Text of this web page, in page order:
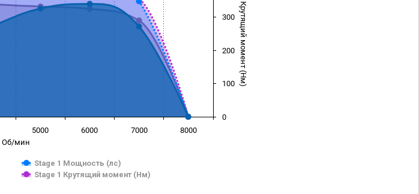
Об/мин
Крутящий момент (Нм)
Stage 1 Мощность (лс)
Stage 1 Крутящий момент (Нм)
5000 6000 7000 8000
0
100
200
300